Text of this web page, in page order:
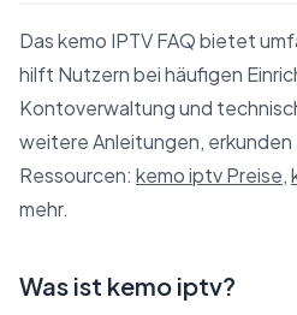
Das kemo IPTV FAQ bietet
hilft Nutzern bei häufigen
Kontoverwaltung und
weitere Anleitungen, erkunden
Ressourcen: kemo iptv Preise,
mehr.
Was ist kemo iptv?